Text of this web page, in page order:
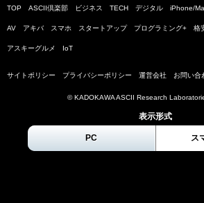
TOP ASCII倶楽部 ビジネス TECH デジタル iPhone/
AV アキバ スマホ スタートアップ プログラミング+ 格
アスキーグルメ IoT
サイトポリシー プライバシーポリシー 運営会社 お問い合
© KADOKAWA ASCII Research
表示形式
PC ス